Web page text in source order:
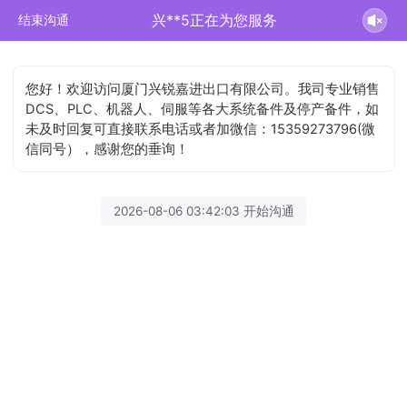
结束沟通 兴**5正在为您服务
您好！欢迎访问厦门兴锐嘉进出口有限公司。我司专业销售
DCS、PLC、机器人、伺服等各大系统备件及停产备件，如
未及时回复可直接联系电话或者加微信：15359273796(微
信同号），感谢您的垂询！
2026-08-06 03:42:03 开始沟通